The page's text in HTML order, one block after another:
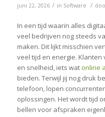
juni 22, 2026 / in Software /
In een tijd waarin alles
veel bedrijven nog steeds
maken. Dit lijkt misschien
veel tijd en energie.
en snelheid, iets wat online
bieden. Terwijl jij nog druk
telefoon, lopen
oplossingen. Het wordt tijd
bellen voor afspraken